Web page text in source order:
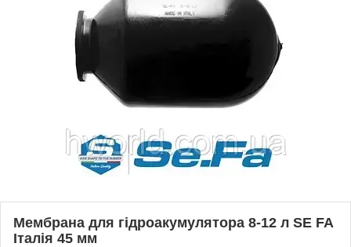
Мембрана для гідроакумулятора 8-12 л SE FA
Італія 45 мм